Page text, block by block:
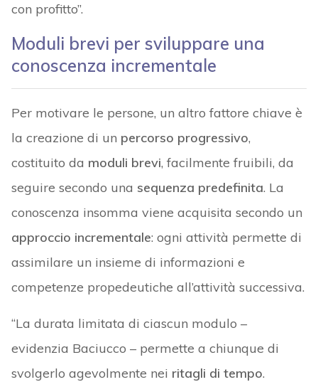
con profitto”.
Moduli brevi per sviluppare una
conoscenza incrementale
Per motivare le persone, un altro fattore chiave è
la creazione di un percorso progressivo,
costituito da moduli brevi, facilmente fruibili, da
seguire secondo una sequenza predefinita. La
conoscenza insomma viene acquisita secondo un
approccio incrementale: ogni attività permette di
assimilare un insieme di informazioni e
competenze propedeutiche all’attività successiva.
“La durata limitata di ciascun modulo –
evidenzia Baciucco – permette a chiunque di
svolgerlo agevolmente nei ritagli di tempo.